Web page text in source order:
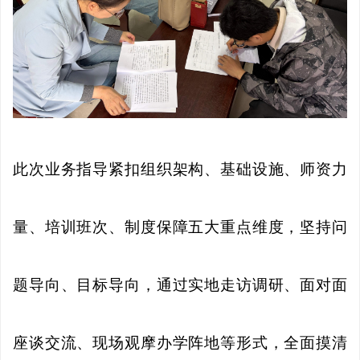
此次业务指导紧扣组织架构、基础设施、师资力
量、培训班次、制度保障五大重点维度，坚持问
题导向、目标导向，通过实地走访调研、面对面
座谈交流、现场观摩办学阵地等形式，全面摸清